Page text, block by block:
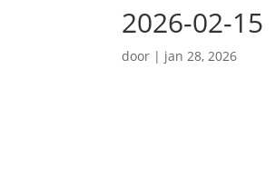
2026-02-15
door | jan 28, 2026